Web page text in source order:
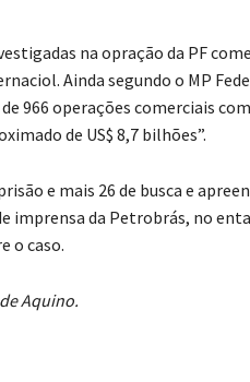
na opração da PF
Ainda segundo o MP
966 operações comerciais
de US$ 8,7 bilhões”.
e mais 26 de busca e
imprensa da Petrobrás, no
o caso.
Aquino.